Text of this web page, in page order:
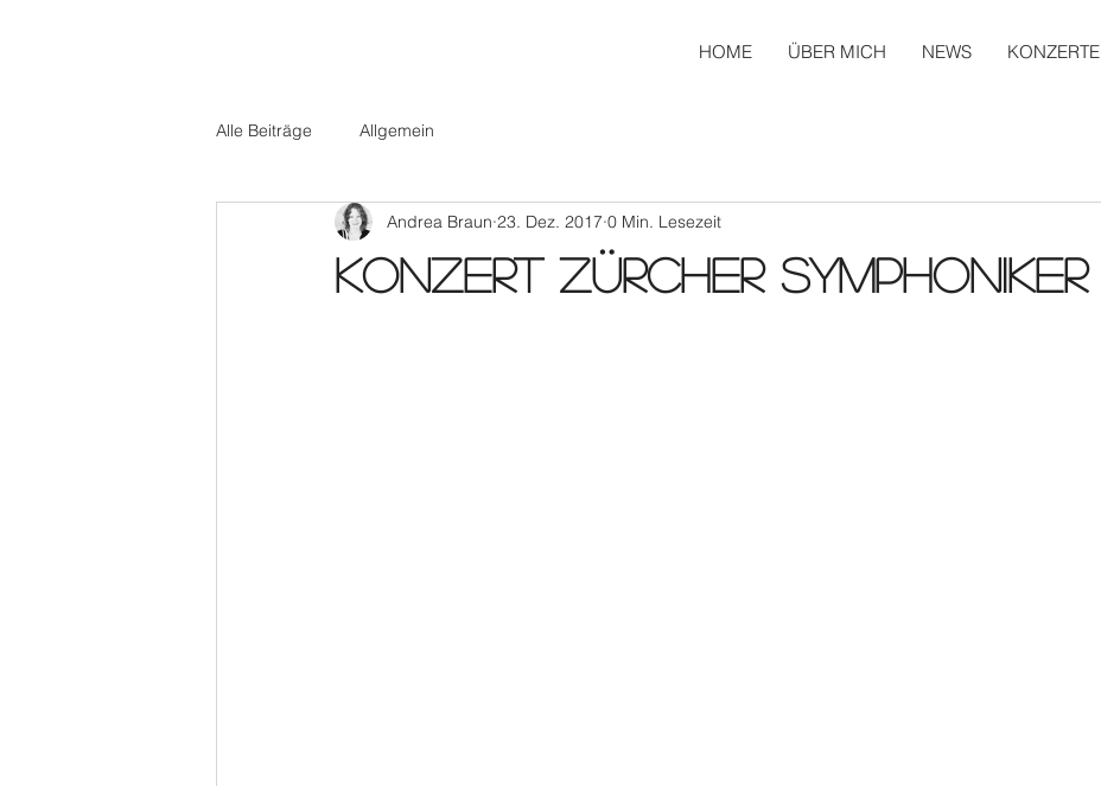
HOME ÜBER MICH NEWS KONZERTE
Alle Beiträge Allgemein
Konzert Zürcher Symphoniker
Andrea Braun 23. Dez. 2017 0 Min. Lesezeit